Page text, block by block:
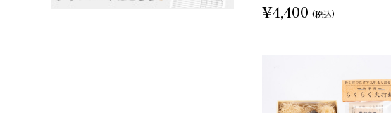
¥4,400 (税込)